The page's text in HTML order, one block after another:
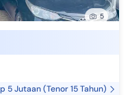
5
5 Jutaan (Tenor 15 Tahun)